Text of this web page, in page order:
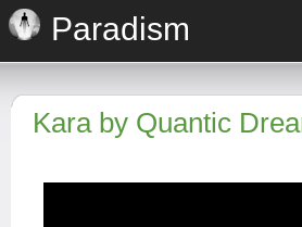
Paradism
Kara by Quantic